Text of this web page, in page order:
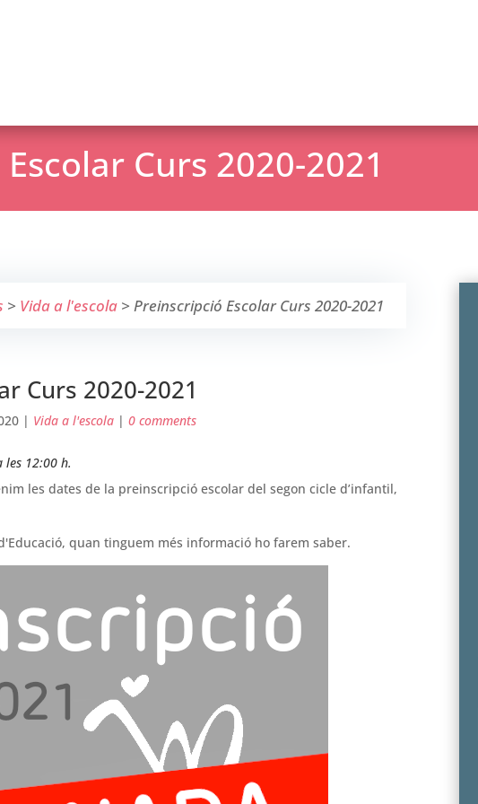
Curs 2020-2021
> Vida a l'escola >Preinscripció Escolar Curs 2020-2021
Curs 2020-2021
| Vida a l'escola| 0 comments
12:00 h.
les dates de la preinscripció escolar del segon cicle d’infantil,
quan tinguem més informació ho farem saber.